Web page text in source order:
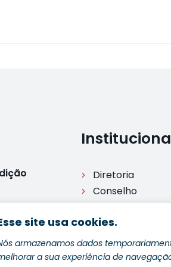
site usa cookies.
armazenamos dados
a sua experiência de
Diretoria
Conselho
Comisssões
Legislação
Processo
Ouvidoria